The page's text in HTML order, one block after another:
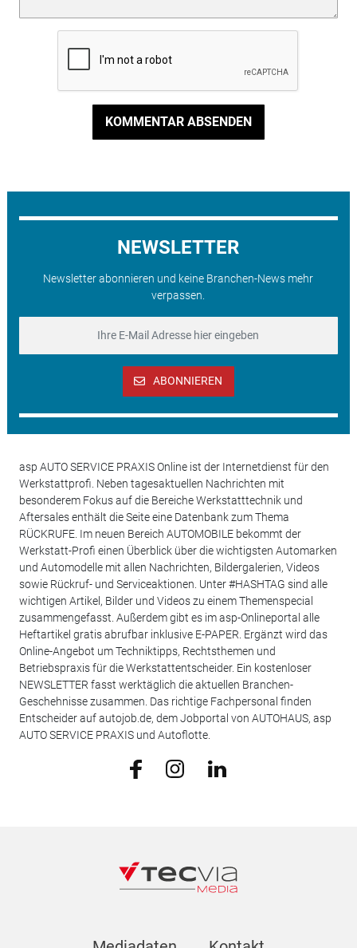
KOMMENTAR ABSENDEN
NEWSLETTER
Newsletter abonnieren und keine Branchen-News mehr
verpassen.
ABONNIEREN
asp AUTO SERVICE PRAXIS Online ist der Internetdienst für den
Werkstattprofi. Neben tagesaktuellen Nachrichten mit
besonderem Fokus auf die Bereiche Werkstatttechnik und
Aftersales enthält die Seite eine Datenbank zum Thema
RÜCKRUFE. Im neuen Bereich AUTOMOBILE bekommt der
Werkstatt-Profi einen Überblick über die wichtigsten Automarken
und Automodelle mit allen Nachrichten, Bildergalerien, Videos
sowie Rückruf- und Serviceaktionen. Unter #HASHTAG sind alle
wichtigen Artikel, Bilder und Videos zu einem Themenspecial
zusammengefasst. Außerdem gibt es im asp-Onlineportal alle
Heftartikel gratis abrufbar inklusive E-PAPER. Ergänzt wird das
Online-Angebot um Techniktipps, Rechtsthemen und
Betriebspraxis für die Werkstattentscheider. Ein kostenloser
NEWSLETTER fasst werktäglich die aktuellen Branchen-
Geschehnisse zusammen. Das richtige Fachpersonal finden
Entscheider auf autojob.de, dem Jobportal von AUTOHAUS, asp
AUTO SERVICE PRAXIS und Autoflotte.